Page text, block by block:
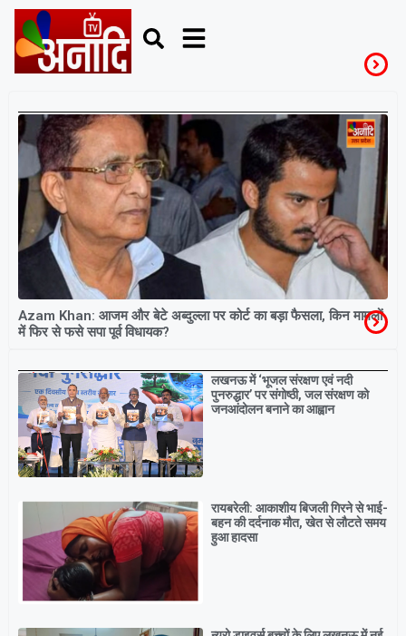
AbdullahAzam
Azam Khan: आजम और बेटे अब्दुल्ला पर कोर्ट का बड़ा फैसला, किन मामलों
में फिर से फसे सपा पूर्व विधायक?
Breaking
लखनऊ में ‘भूजल संरक्षण एवं नदी
पुनरुद्धार’ पर संगोष्ठी, जल संरक्षण को
जनआंदोलन बनाने का आह्वान
रायबरेली: आकाशीय बिजली गिरने से भाई-
बहन की दर्दनाक मौत, खेत से लौटते समय
हुआ हादसा